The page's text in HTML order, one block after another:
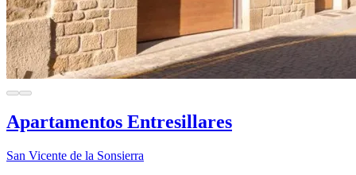
Apartamentos Entresillares
San Vicente de la Sonsierra